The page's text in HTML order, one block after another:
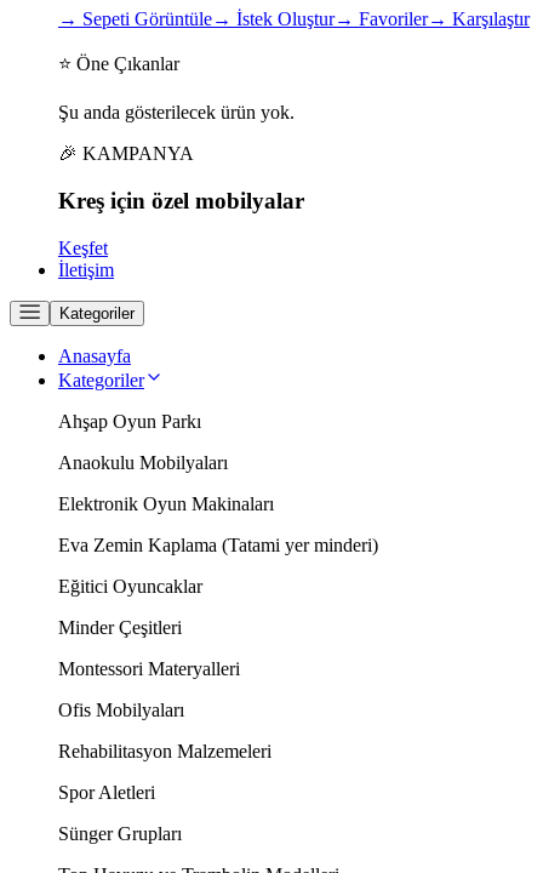
→ Sepeti Görüntüle→ İstek Oluştur→ Favoriler→ Karşılaştır
⭐ Öne Çıkanlar
Şu anda gösterilecek ürün yok.
🎉 KAMPANYA
Kreş için özel mobilyalar
Keşfet
İletişim
Kategoriler
Anasayfa
Kategoriler
Ahşap Oyun Parkı
Anaokulu Mobilyaları
Elektronik Oyun Makinaları
Eva Zemin Kaplama (Tatami yer minderi)
Eğitici Oyuncaklar
Minder Çeşitleri
Montessori Materyalleri
Ofis Mobilyaları
Rehabilitasyon Malzemeleri
Spor Aletleri
Sünger Grupları